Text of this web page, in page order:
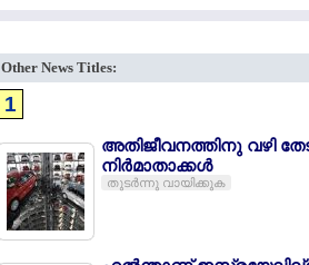
Other News Titles:
1
അതിജീവനത്തിനു വഴി
നിര്‍മാതാക്കള്‍
തുടര്‍ന്നു വായിക്കുക